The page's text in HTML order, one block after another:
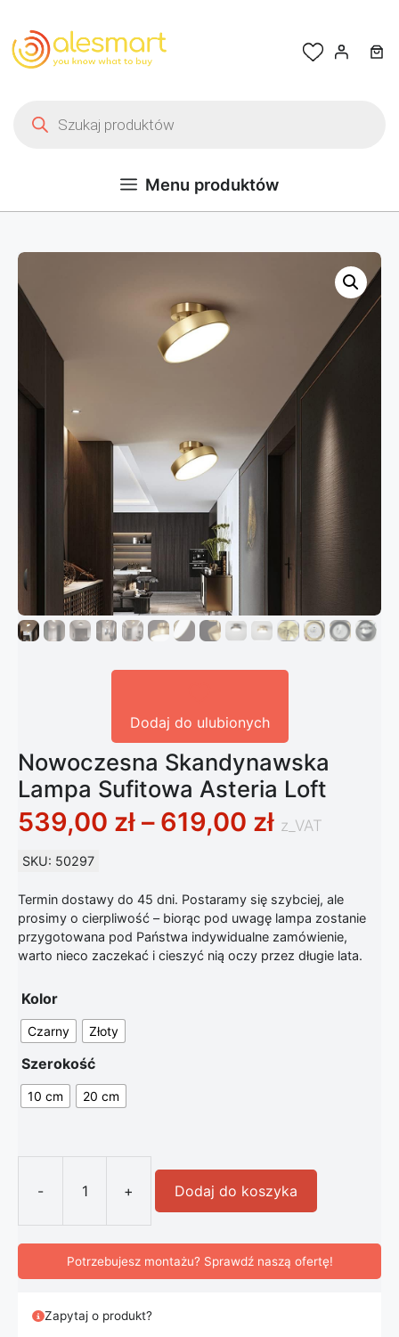
Menu produktów
Dodaj do ulubionych
Nowoczesna Skandynawska
Lampa Sufitowa Asteria Loft
539,00 zł – 619,00 złZakres
z_VAT
SKU: 50297
Termin dostawy do 45 dni. Postaramy się szybciej, ale
prosimy o cierpliwość – biorąc pod uwagę lampa zostanie
przygotowana pod Państwa indywidualne zamówienie,
warto nieco zaczekać i cieszyć nią oczy przez długie lata.
Kolor
Czarny Złoty
Szerokość
10 cm 20 cm
-
ilość Nowoczesna Skandynawska
+ Dodaj do koszyka
Potrzebujesz montażu? Sprawdź naszą ofertę!
Zapytaj o produkt?